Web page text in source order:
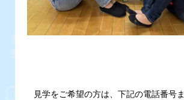
見学をご希望の方は、下記の電話番号